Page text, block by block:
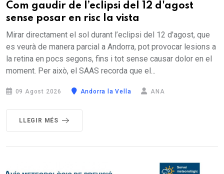
Com gaudir de l’eclipsi del 12 d'agost
sense posar en risc la vista
Mirar directament el sol durant l’eclipsi del 12 d'agost, que
es veurà de manera parcial a Andorra, pot provocar lesions a
la retina en pocs segons, fins i tot sense causar dolor en el
moment. Per això, el SAAS recorda que el...
09 Agost 2026 Andorra la Vella ANA
LLEGIR MÉS